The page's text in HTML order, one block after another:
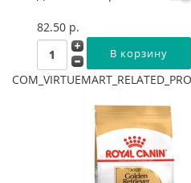
82.50 p.